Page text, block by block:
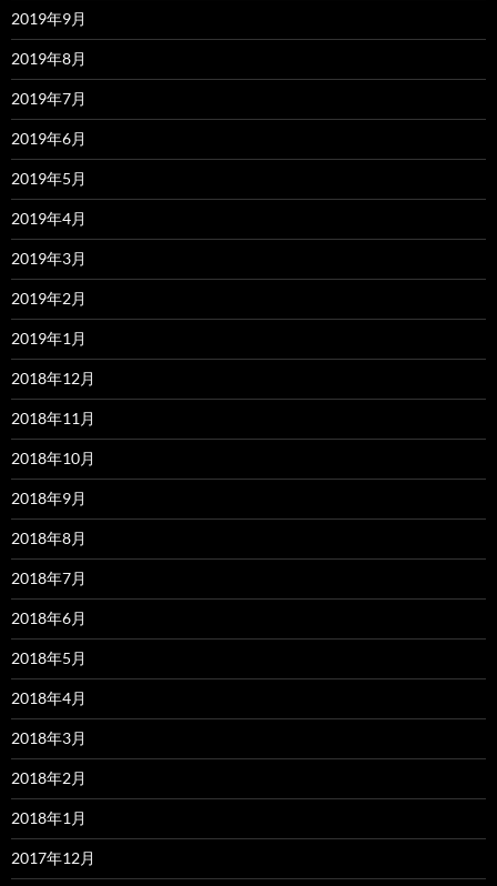
2019年9月
2019年8月
2019年7月
2019年6月
2019年5月
2019年4月
2019年3月
2019年2月
2019年1月
2018年12月
2018年11月
2018年10月
2018年9月
2018年8月
2018年7月
2018年6月
2018年5月
2018年4月
2018年3月
2018年2月
2018年1月
2017年12月